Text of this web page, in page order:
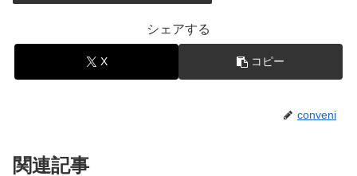
シェアする
X コピー
conveni
関連記事